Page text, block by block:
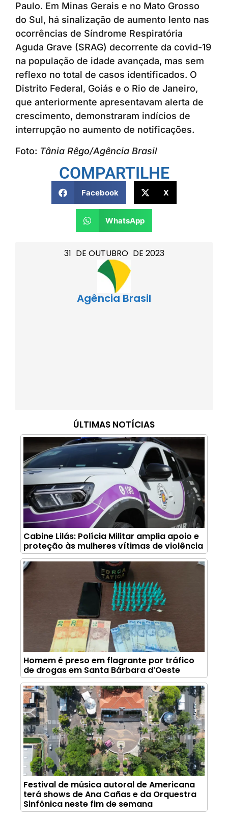
31 DE OUTUBRO DE 2023
Agência Brasil
ÚLTIMAS NOTÍCIAS
Cabine Lilás: Polícia Militar amplia apoio e
proteção às mulheres vítimas de violência
Homem é preso em flagrante por tráfico
de drogas em Santa Bárbara d’Oeste
Festival de música autoral de Americana
terá shows de Ana Cañas e da Orquestra
Sinfônica neste fim de semana
Paulo. Em Minas Gerais e no Mato Grosso
do Sul, há sinalização de aumento lento nas
ocorrências de Síndrome Respiratória
Aguda Grave (SRAG) decorrente da covid-19
na população de idade avançada, mas sem
reflexo no total de casos identificados. O
Distrito Federal, Goiás e o Rio de Janeiro,
que anteriormente apresentavam alerta de
crescimento, demonstraram indícios de
interrupção no aumento de notificações.
Foto: Tânia Rêgo/Agência Brasil
COMPARTILHE
Facebook X
WhatsApp